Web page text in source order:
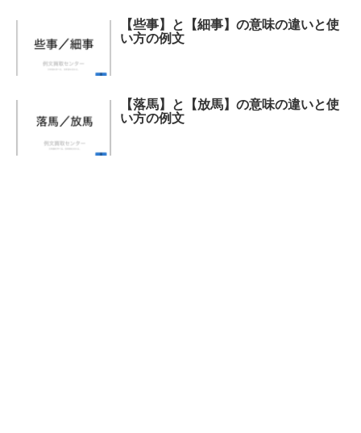
【些事】と【細事】の意味の違いと使
い方の例文
【落馬】と【放馬】の意味の違いと使
い方の例文